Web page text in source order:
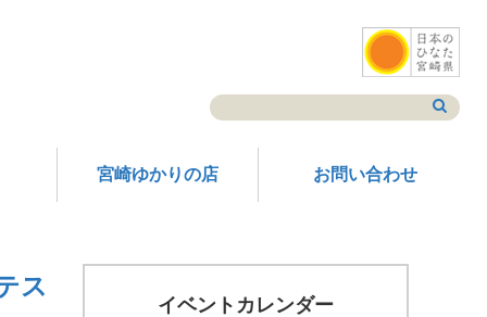
宮崎ゆかりの店 お問い合わせ
ス
イベントカレンダー